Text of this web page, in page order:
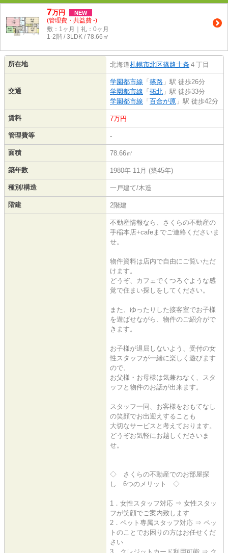
7万円 NEW
(管理費・共益費 -)
敷：1ヶ月｜礼：0ヶ月
1-2階 / 3LDK / 78.66㎡
所在地 北海道札幌市北区篠路十条 ４丁目
交通
学園都市線 「篠路 」駅 徒歩26分
学園都市線 「拓北 」駅 徒歩33分
学園都市線 「百合が原 」駅 徒歩42分
賃料 7万円
管理費等 -
面積 78.66㎡
築年数 1980年 11月 (築45年)
種別/構造 一戸建て/木造
階建 2階建
不動産情報なら、さくらの不動産の
手稲本店+cafeまでご連絡くださいま
せ。
物件資料は店内で自由にご覧いただ
けます。
どうぞ、カフェでくつろぐような感
覚で住まい探しをしてください。
また、ゆったりした接客室でお子様
を遊ばせながら、物件のご紹介がで
きます。
お子様が退屈しないよう、受付の女
性スタッフが一緒に楽しく遊びます
ので、
お父様・お母様は気兼ねなく、スタ
ッフと物件のお話が出来ます。
スタッフ一同、お客様をおもてなし
の笑顔でお出迎えすることも
大切なサービスと考えております。
どうぞお気軽にお越しくださいま
せ。
◇ さくらの不動産でのお部屋探
し 6つのメリット ◇
1．女性スタッフ対応 ⇒ 女性スタッ
フが笑顔でご案内致します
2．ペット専属スタッフ対応 ⇒ ペッ
トのことでお困りの方はお任せくだ
さい